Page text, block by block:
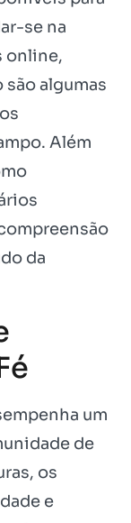
se na
online,
algumas
Além
da
um
de
os
e